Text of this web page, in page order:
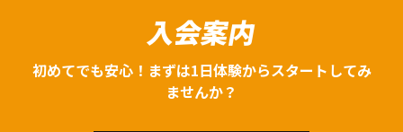
入会案内
初めてでも安心！まずは1日体験からスタートしてみ
ませんか？